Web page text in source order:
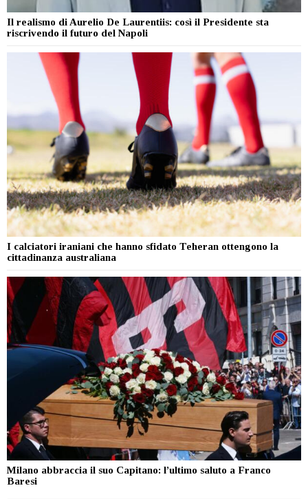
Il realismo di Aurelio De Laurentiis: così il Presidente sta
riscrivendo il futuro del Napoli
I calciatori iraniani che hanno sfidato Teheran ottengono la
cittadinanza australiana
Milano abbraccia il suo Capitano: l’ultimo saluto a Franco
Baresi